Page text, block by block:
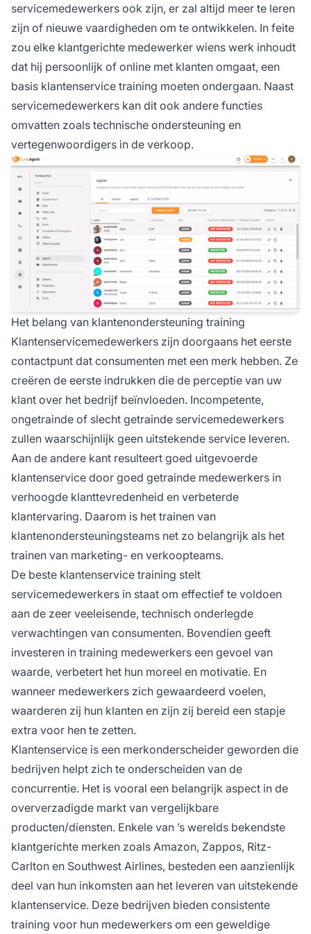
servicemedewerkers ook zijn, er zal altijd meer te leren
zijn of nieuwe vaardigheden om te ontwikkelen. In feite
zou elke klantgerichte medewerker wiens werk inhoudt
dat hij persoonlijk of online met klanten omgaat, een
basis klantenservice training moeten ondergaan. Naast
servicemedewerkers kan dit ook andere functies
omvatten zoals technische ondersteuning en
vertegenwoordigers in de verkoop.
Het belang van klantenondersteuning training
Klantenservicemedewerkers zijn doorgaans het eerste
contactpunt dat consumenten met een merk hebben. Ze
creëren de eerste indrukken die de perceptie van uw
klant over het bedrijf beïnvloeden. Incompetente,
ongetrainde of slecht getrainde servicemedewerkers
zullen waarschijnlijk geen uitstekende service leveren.
Aan de andere kant resulteert goed uitgevoerde
klantenservice door goed getrainde medewerkers in
verhoogde klanttevredenheid en verbeterde
klantervaring. Daarom is het trainen van
klantenondersteuningsteams net zo belangrijk als het
trainen van marketing- en verkoopteams.
De beste klantenservice training stelt
servicemedewerkers in staat om effectief te voldoen
aan de zeer veeleisende, technisch onderlegde
verwachtingen van consumenten. Bovendien geeft
investeren in training medewerkers een gevoel van
waarde, verbetert het hun moreel en motivatie. En
wanneer medewerkers zich gewaardeerd voelen,
waarderen zij hun klanten en zijn zij bereid een stapje
extra voor hen te zetten.
Klantenservice is een merkonderscheider geworden die
bedrijven helpt zich te onderscheiden van de
concurrentie. Het is vooral een belangrijk aspect in de
oververzadigde markt van vergelijkbare
producten/diensten. Enkele van ’s werelds bekendste
klantgerichte merken zoals Amazon, Zappos, Ritz-
Carlton en Southwest Airlines, besteden een aanzienlijk
deel van hun inkomsten aan het leveren van uitstekende
klantenservice. Deze bedrijven bieden consistente
training voor hun medewerkers om een geweldige